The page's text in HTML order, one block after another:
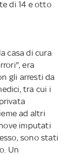
di 14 e otto
casa di cura
era
gli arresti da
tra cui i
ad altri
imputati
sono stati
Un